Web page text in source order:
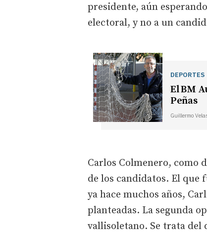
presidente, aún
electoral, y no a un
DEPORTES
El BM
Peñas
Guillermo
Carlos Colmenero, como
de los candidatos. El
ya hace muchos años,
planteadas. La segunda
vallisoletano. Se trata del